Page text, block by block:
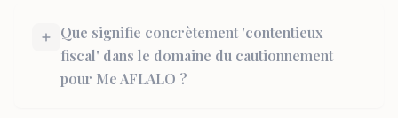
Que signifie concrètement 'contentieux
fiscal' dans le domaine du cautionnement
pour Me AFLALO ?